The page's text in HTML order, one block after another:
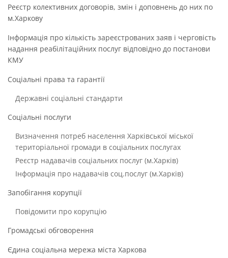
Реєстр колективних договорів, змін і доповнень до них по
м.Харкову
Інформація про кількість зареєстрованих заяв і черговість
надання реабілітаційних послуг відповідно до постанови
КМУ
Соціальні права та гарантії
Державні соціальні стандарти
Соціальні послуги
Визначення потреб населення Харківської міської
територіальної громади в соціальних послугах
Реєстр надавачів соціальних послуг (м.Харків)
Інформація про надавачів соц.послуг (м.Харків)
Запобігання корупції
Повідомити про корупцію
Громадські обговорення
Єдина соціальна мережа міста Харкова